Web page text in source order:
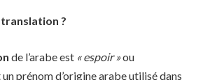
?
de l’arabe est « espoir »ou
un prénom d’origine arabe utilisé dans